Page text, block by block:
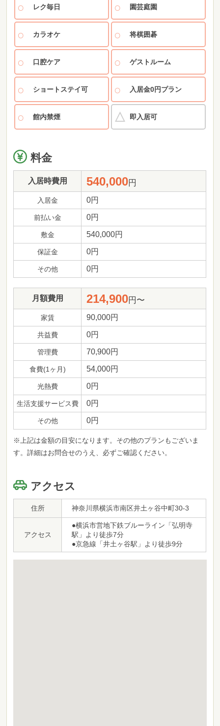
レク毎日 園芸庭園
カラオケ 将棋囲碁
口腔ケア ゲストルーム
ショートステイ可 入居金0円プラン
館内禁煙 即入居可
料金
入居時費用 540,000円
入居金 0円
前払い金 0円
敷金 540,000円
保証金 0円
その他 0円
月額費用 214,900円〜
家賃 90,000円
共益費 0円
管理費 70,900円
食費(1ヶ月) 54,000円
光熱費 0円
生活支援サービス費 0円
その他 0円
※上記は金額の目安になります。その他のプランもございま
す。詳細はお問合せのうえ、必ずご確認ください。
アクセス
住所 神奈川県横浜市南区井土ヶ谷中町30-3
アクセス
●横浜市営地下鉄ブルーライン「弘明寺
駅」より徒歩7分
●京急線「井土ヶ谷駅」より徒歩9分